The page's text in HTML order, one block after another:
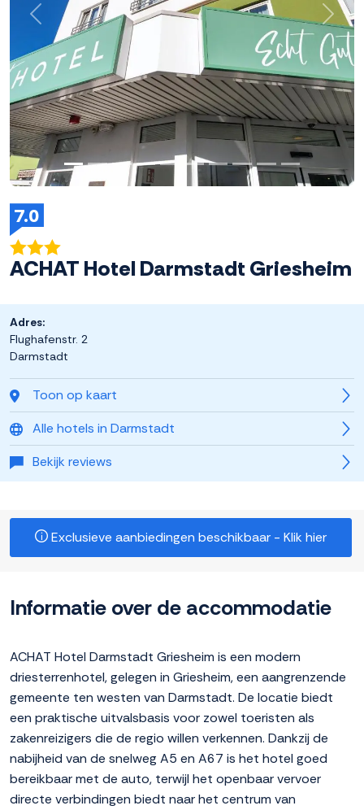
7.0
ACHAT Hotel Darmstadt Griesheim
Toon op kaart
Alle hotels in Darmstadt
Bekijk reviews
Adres:
Flughafenstr. 2
Darmstadt
Exclusieve aanbiedingen beschikbaar - Klik hier
Informatie over de accommodatie
ACHAT Hotel Darmstadt Griesheim is een modern
driesterrenhotel, gelegen in Griesheim, een aangrenzende
gemeente ten westen van Darmstadt. De locatie biedt
een praktische uitvalsbasis voor zowel toeristen als
zakenreizigers die de regio willen verkennen. Dankzij de
nabijheid van de snelweg A5 en A67 is het hotel goed
bereikbaar met de auto, terwijl het openbaar vervoer
directe verbindingen biedt naar het centrum van